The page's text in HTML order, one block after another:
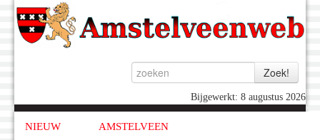
Bijgewerkt: 8 augustus 2026
NIEUW AMSTELVEEN